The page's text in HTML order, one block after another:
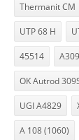
Thermanit CM
UTP 68 H
45514
OK Autrod
UGI A4829
A 108 (1060)